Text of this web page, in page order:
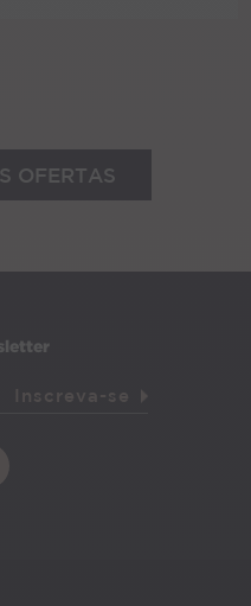
OFERTAS